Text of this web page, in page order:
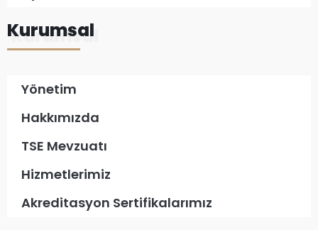
Kurumsal
Yönetim
Hakkımızda
TSE Mevzuatı
Hizmetlerimiz
Akreditasyon Sertifikalarımız